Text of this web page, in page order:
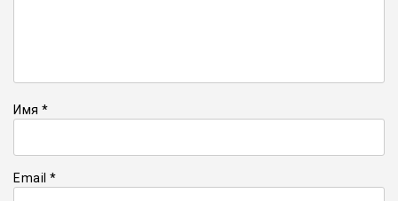
Имя *
Email *